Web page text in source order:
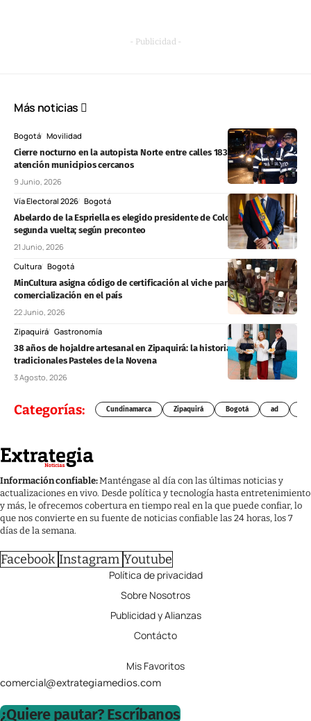
- Publicidad -
Más noticias
Bogotá Movilidad
Cierre nocturno en la autopista Norte entre calles 183 y 191 en Bogotá;
atención municipios cercanos
9 Junio, 2026
Vía Electoral 2026 Bogotá
Abelardo de la Espriella es elegido presidente de Colombia en
segunda vuelta; según preconteo
21 Junio, 2026
Cultura Bogotá
MinCultura asigna código de certificación al viche para formalizar su
comercialización en el país
22 Junio, 2026
Zipaquirá Gastronomía
38 años de hojaldre artesanal en Zipaquirá: la historia detrás de los
tradicionales Pasteles de la Novena
3 Agosto, 2026
Categorías: Cundinamarca Zipaquirá Bogotá ad
Información confiable:Manténgase al día con las últimas noticias y
actualizaciones en vivo. Desde política y tecnología hasta entretenimiento
y más, le ofrecemos cobertura en tiempo real en la que puede confiar, lo
que nos convierte en su fuente de noticias confiable las 24 horas, los 7
días de la semana.
Facebook Instagram Youtube
Política de privacidad
Sobre Nosotros
Publicidad y Alianzas
Contácto
Mis Favoritos
comercial@extrategiamedios.com
¿Quiere pautar? Escríbanos